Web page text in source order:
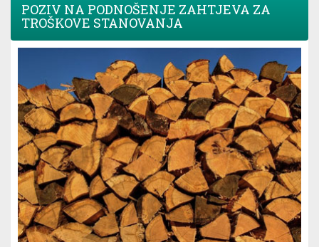
POZIV NA PODNOŠENJE ZAHTJEVA ZA
TROŠKOVE STANOVANJA